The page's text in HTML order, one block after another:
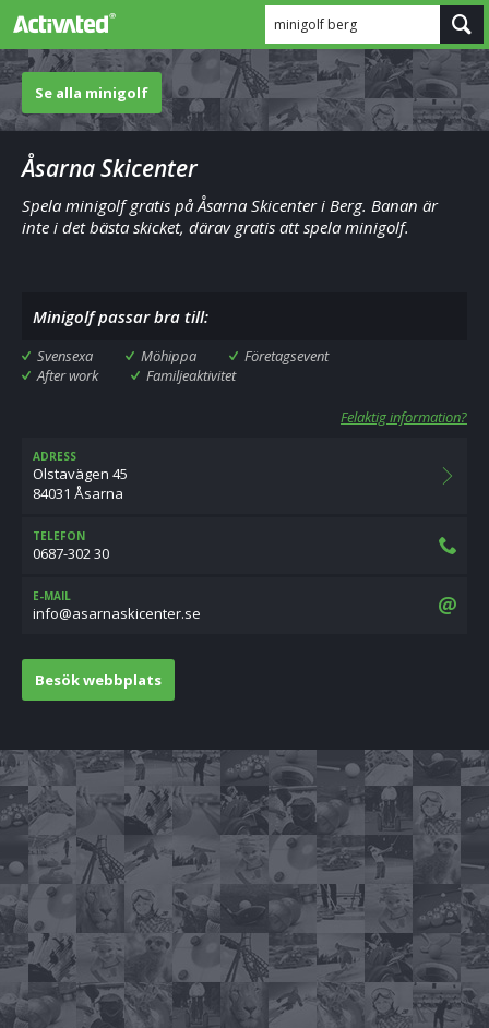
minigolf berg
Se alla minigolf
Åsarna Skicenter
Spela minigolf gratis på Åsarna Skicenter i Berg. Banan är
inte i det bästa skicket, därav gratis att spela minigolf.
Minigolf passar bra till:
Svensexa Möhippa
Företagsevent
After work
Familjeaktivitet
Felaktig information?
ADRESS
Olstavägen 45
84031 Åsarna
TELEFON
0687-302 30
E-MAIL
es.retneciksanrasa@ofni
Besök webbplats